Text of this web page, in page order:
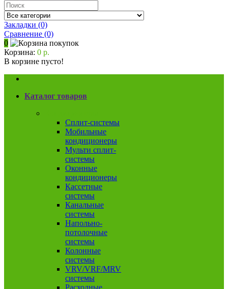
Закладки (0)
Сравнение (0)
0
Корзина: 0 р.
В корзине пусто!
Каталог товаров
Сплит-системы
Мобильные
кондиционеры
Мульти сплит-
системы
Оконные
кондиционеры
Кассетные
системы
Канальные
системы
Напольно-
потолочные
системы
Колонные
системы
VRV/VRF/MRV
системы
Расходные